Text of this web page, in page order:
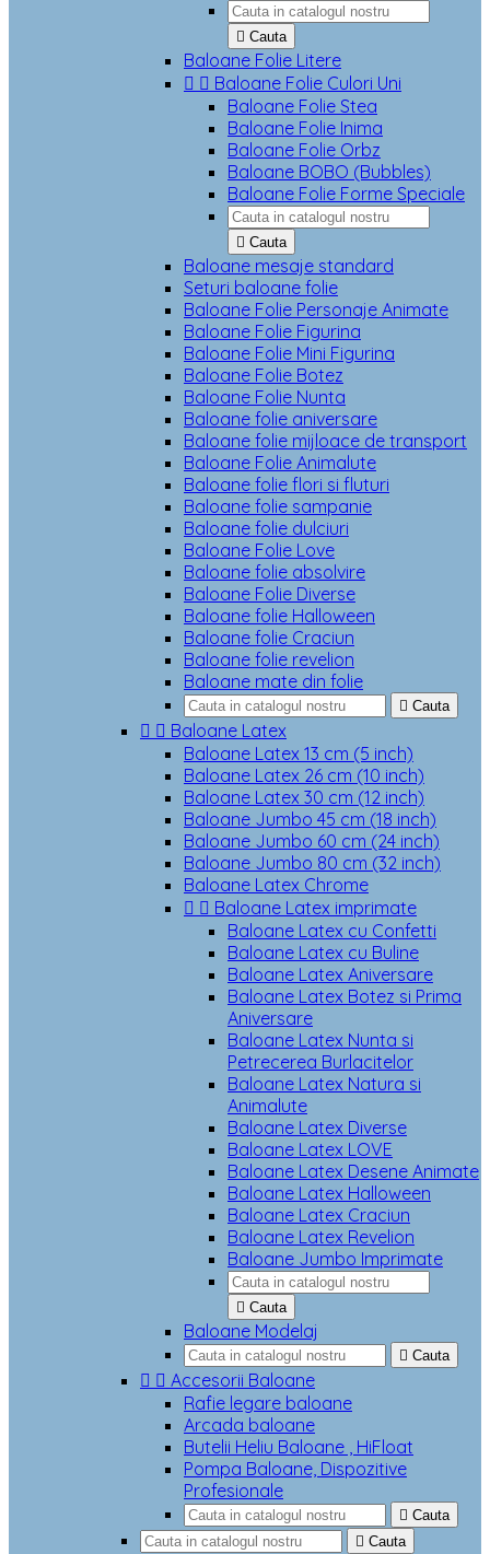
 Cauta
Baloane Folie Litere
  Baloane Folie Culori Uni
Baloane Folie Stea
Baloane Folie Inima
Baloane Folie Orbz
Baloane BOBO (Bubbles)
Baloane Folie Forme Speciale
 Cauta
Baloane mesaje standard
Seturi baloane folie
Baloane Folie Personaje Animate
Baloane Folie Figurina
Baloane Folie Mini Figurina
Baloane Folie Botez
Baloane Folie Nunta
Baloane folie aniversare
Baloane folie mijloace de transport
Baloane Folie Animalute
Baloane folie flori si fluturi
Baloane folie sampanie
Baloane folie dulciuri
Baloane Folie Love
Baloane folie absolvire
Baloane Folie Diverse
Baloane folie Halloween
Baloane folie Craciun
Baloane folie revelion
Baloane mate din folie
 Cauta
  Baloane Latex
Baloane Latex 13 cm (5 inch)
Baloane Latex 26 cm (10 inch)
Baloane Latex 30 cm (12 inch)
Baloane Jumbo 45 cm (18 inch)
Baloane Jumbo 60 cm (24 inch)
Baloane Jumbo 80 cm (32 inch)
Baloane Latex Chrome
  Baloane Latex imprimate
Baloane Latex cu Confetti
Baloane Latex cu Buline
Baloane Latex Aniversare
Baloane Latex Botez si Prima
Aniversare
Baloane Latex Nunta si
Petrecerea Burlacitelor
Baloane Latex Natura si
Animalute
Baloane Latex Diverse
Baloane Latex LOVE
Baloane Latex Desene Animate
Baloane Latex Halloween
Baloane Latex Craciun
Baloane Latex Revelion
Baloane Jumbo Imprimate
 Cauta
Baloane Modelaj
 Cauta
  Accesorii Baloane
Rafie legare baloane
Arcada baloane
Butelii Heliu Baloane , HiFloat
Pompa Baloane, Dispozitive
Profesionale
 Cauta
 Cauta